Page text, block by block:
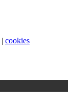
| cookies